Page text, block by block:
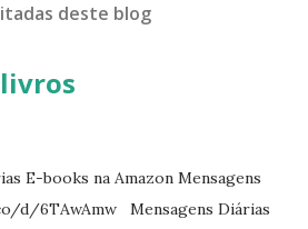
deste blog
E-books na Amazon Mensagens
d/6TAwAmw Mensagens Diárias